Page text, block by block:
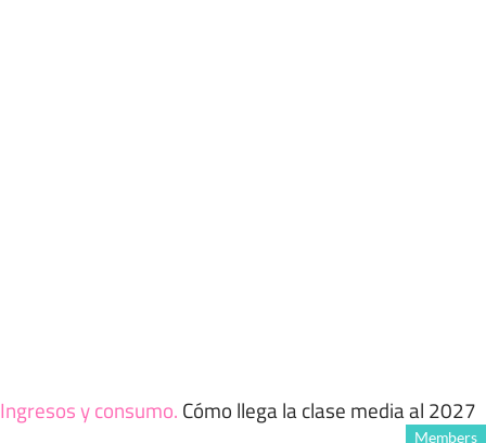
Ingresos y consumo. Cómo llega la clase media al 2027
Members